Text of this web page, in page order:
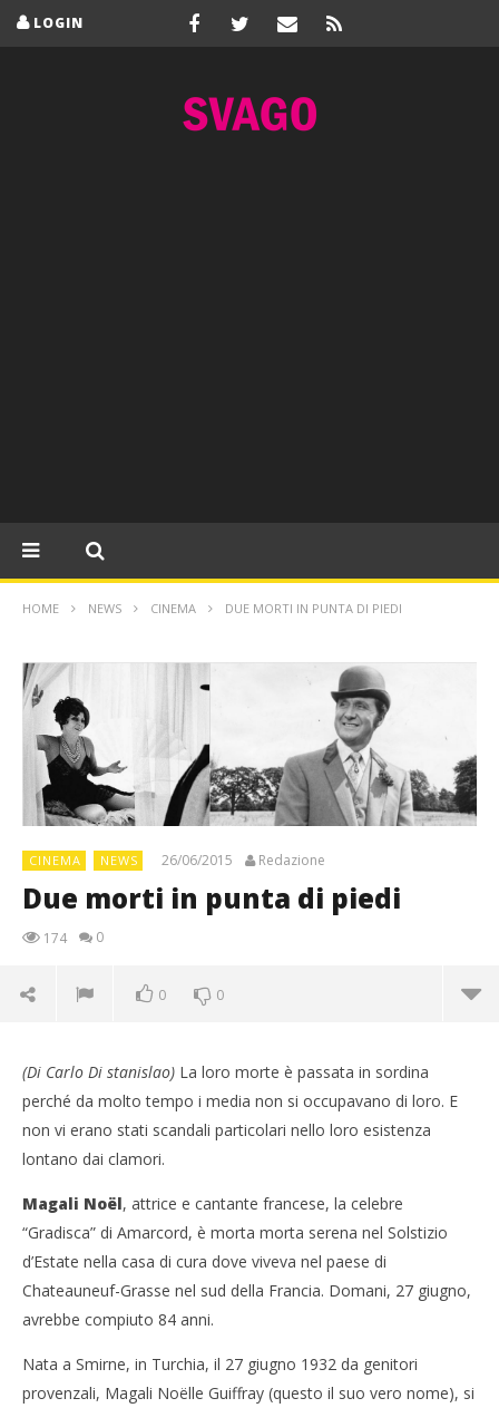
LOGIN
HOME NEWS CINEMA DUE MORTI IN PUNTA DI PIEDI
CINEMA NEWS 26/06/2015 Redazione
Due morti in punta di piedi
174 0
0 0
Due morti in punta di piedi
Redazione
(Di Carlo Di stanislao) La loro morte è passata in sordina
perché da molto tempo i media non si occupavano di loro. E
non vi erano stati scandali particolari nello loro esistenza
lontano dai clamori.
Magali Noël, attrice e cantante francese, la celebre
“Gradisca” di Amarcord, è morta morta serena nel Solstizio
d’Estate nella casa di cura dove viveva nel paese di
Chateauneuf-Grasse nel sud della Francia. Domani, 27 giugno,
avrebbe compiuto 84 anni.
Nata a Smirne, in Turchia, il 27 giugno 1932 da genitori
provenzali, Magali Noëlle Guiffray (questo il suo vero nome), si